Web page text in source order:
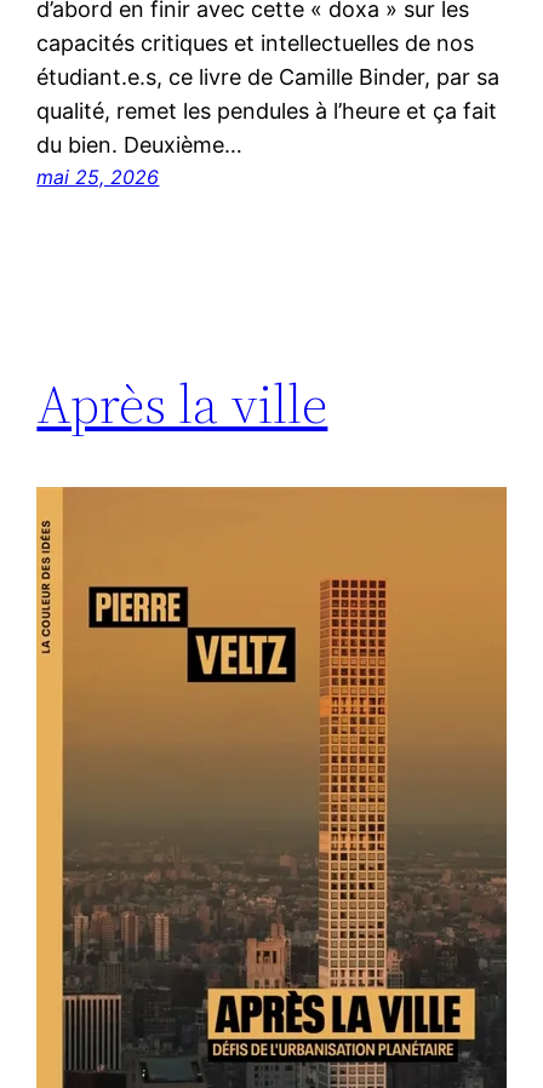
d’abord en finir avec cette « doxa » sur les
capacités critiques et intellectuelles de nos
étudiant.e.s, ce livre de Camille Binder, par sa
qualité, remet les pendules à l’heure et ça fait
du bien. Deuxième…
mai 25, 2026
Après la ville